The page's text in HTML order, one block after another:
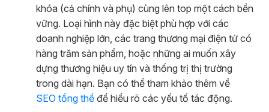
khóa (cả chính và phụ) cùng lên top một cách bền
vững. Loại hình này đặc biệt phù hợp với các
doanh nghiệp lớn, các trang thương mại điện tử có
hàng trăm sản phẩm, hoặc những ai muốn xây
dựng thương hiệu uy tín và thống trị thị trường
trong dài hạn. Bạn có thể tham khảo thêm về
SEO tổng thể để hiểu rõ các yếu tố tác động.